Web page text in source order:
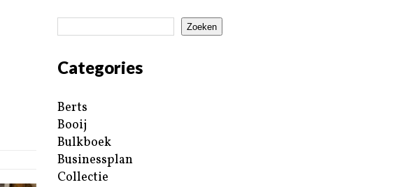
Zoeken
Categories
Berts
Booij
Bulkboek
Businessplan
Collectie